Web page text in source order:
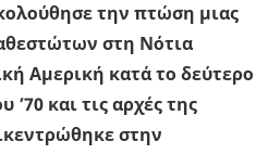
την πτώση μιας
στη Νότια
Αμερική κατά το δεύτερο
’70 και τις αρχές της
στην